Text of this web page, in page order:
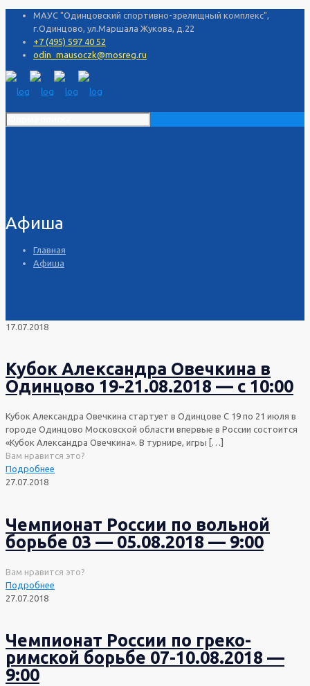
МАУС "Одинцовский спортивно-зрелищный комплекс",
г.Одинцово, ул.Маршала Жукова, д.22
+7 (495) 597 40 52
odin_mausoczk@mosreg.ru
Афиша
Главная
Афиша
17.07.2018
Кубок Александра Овечкина в
Одинцово 19-21.08.2018 — с 10:00
Кубок Александра Овечкина стартует в Одинцове С 19 по 21 июля в
городе Одинцово Московской области впервые в России состоится
«Кубок Александра Овечкина». В турнире, игры […]
Вам нравится это?
Подробнее
27.07.2018
Чемпионат России по вольной
борьбе 03 — 05.08.2018 — 9:00
Вам нравится это?
Подробнее
27.07.2018
Чемпионат России по греко-
римской борьбе 07-10.08.2018 —
9:00